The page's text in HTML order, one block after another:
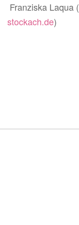
Franziska Laqua (
stockach.de)